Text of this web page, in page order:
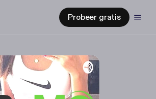
Probeer gratis